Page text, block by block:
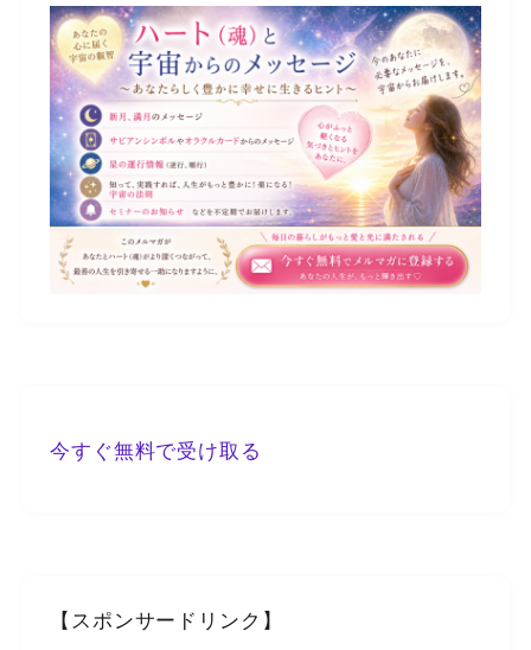
今すぐ無料で受け取る
【スポンサードリンク】